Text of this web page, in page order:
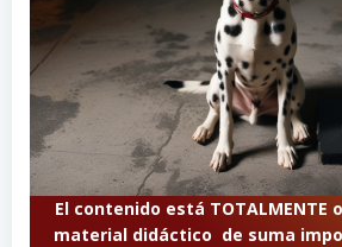
El contenido está TOTALMENTE
material didáctico de suma